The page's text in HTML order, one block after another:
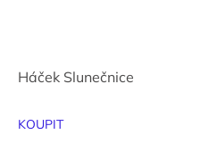
Háček Slunečnice
KOUPIT